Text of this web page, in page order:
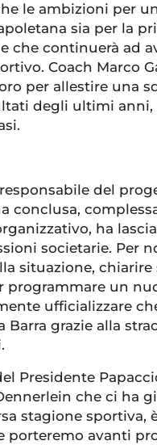
le ambizioni per
sia per la
che continuerà ad
Coach Marco
per allestire una
degli ultimi anni,
del
conclusa,
ha
societarie. Per
situazione, chiarire
programmare un
ufficializzare
Barra grazie alla
Presidente
che ci ha
stagione sportiva,
porteremo avanti